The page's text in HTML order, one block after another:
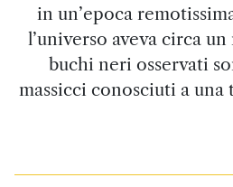
in un’epoca
l’universo aveva circa
buchi neri osservati
massicci conosciuti a una